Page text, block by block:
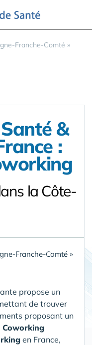
Franche-Comté »
&
:
la Côte-
Franche-Comté »
propose un
de trouver
proposant un
Coworking
en France,